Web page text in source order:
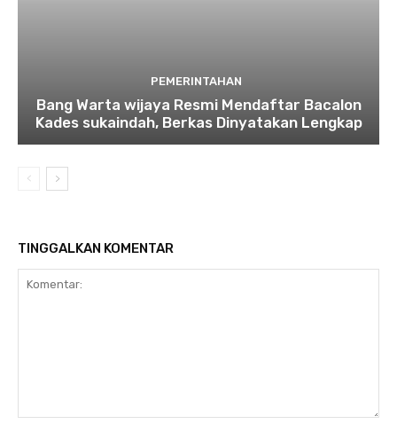
PEMERINTAHAN
Bang Warta wijaya Resmi Mendaftar Bacalon
Kades sukaindah, Berkas Dinyatakan Lengkap
TINGGALKAN KOMENTAR